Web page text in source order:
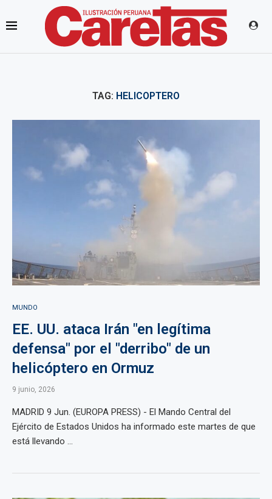
TAG: HELICOPTERO
MUNDO
EE. UU. ataca Irán "en legítima
defensa" por el "derribo" de un
helicóptero en Ormuz
9 junio, 2026
MADRID 9 Jun. (EUROPA PRESS) - El Mando Central del
Ejército de Estados Unidos ha informado este martes de que
está llevando ...